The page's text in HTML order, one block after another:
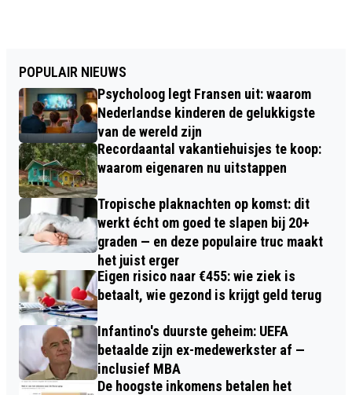
POPULAIR NIEUWS
Psycholoog legt Fransen uit: waarom
Nederlandse kinderen de gelukkigste
van de wereld zijn
Recordaantal vakantiehuisjes te koop:
waarom eigenaren nu uitstappen
Tropische plaknachten op komst: dit
werkt écht om goed te slapen bij 20+
graden — en deze populaire truc maakt
het juist erger
Eigen risico naar €455: wie ziek is
betaalt, wie gezond is krijgt geld terug
Infantino's duurste geheim: UEFA
betaalde zijn ex-medewerkster af —
inclusief MBA
De hoogste inkomens betalen het